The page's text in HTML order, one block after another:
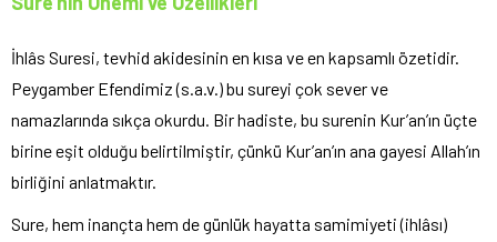
İhlâs Suresi, tevhid akidesinin en kısa ve en kapsamlı özetidir.
Peygamber Efendimiz (s.a.v.) bu sureyi çok sever ve
namazlarında sıkça okurdu. Bir hadiste, bu surenin Kur’an’ın üçte
birine eşit olduğu belirtilmiştir, çünkü Kur’an’ın ana gayesi Allah’ın
birliğini anlatmaktır.
Sure, hem inançta hem de günlük hayatta samimiyeti (ihlâsı)